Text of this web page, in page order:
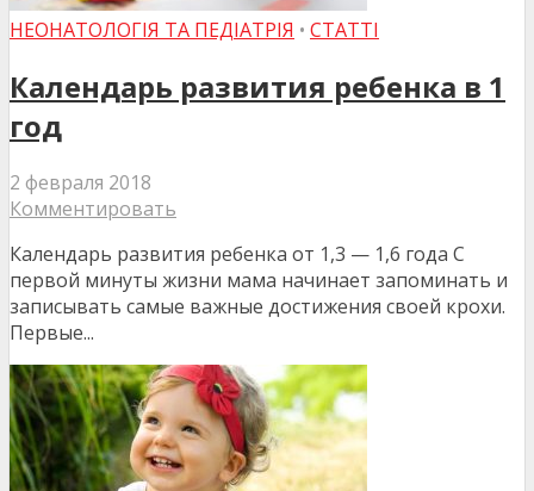
НЕОНАТОЛОГІЯ ТА ПЕДІАТРІЯ • СТАТТІ
Календарь развития ребенка в 1
год
2 февраля 2018
Комментировать
Календарь развития ребенка от 1,3 — 1,6 года С
первой минуты жизни мама начинает запоминать и
записывать самые важные достижения своей крохи.
Первые...